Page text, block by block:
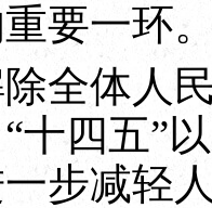
要一环
体人民
十四五”
步减轻